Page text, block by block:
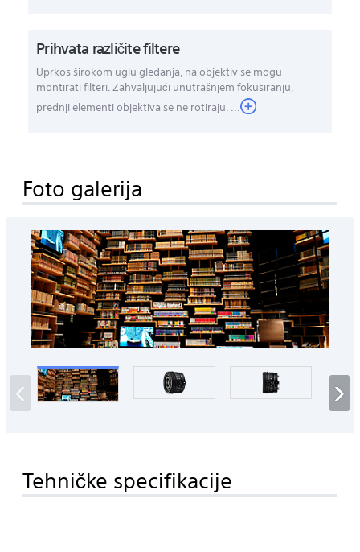
Prihvata različite filtere
Uprkos širokom uglu gledanja, na objektiv se mogu
montirati filteri. Zahvaljujući unutrašnjem fokusiranju,
prednji elementi objektiva se ne rotiraju, ...
Foto galerija
‹ ›
Tehničke specifikacije